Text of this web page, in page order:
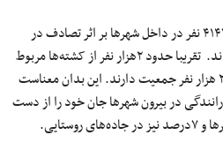
در سال ۱۴۰۰، ۱۷ هزار نفر از جمله ۴۱۴۷ نفر در داخل شهرها بر اثر تصادف در
رانندگی جان خود را از دست داده‌اند. تقریبا حدود ۲هزار نفر از کشته‌ها مربوط
به ۱۲۰ شهری هستند که کمتر از ۲۰۰ هزار نفر جمعیت دارند. این بدان معناست
رانندگی در بیرون شهرها جان خود را از دست